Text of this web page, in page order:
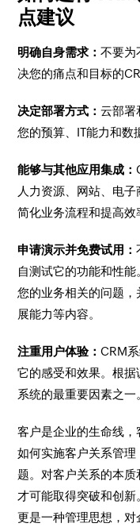
点建议
明确自身需求：不要为
决您的痛点和目标的
决定部署方式：云部署
您的预算、IT能力和数
能够与其他应用集成：
人力资源、网站、电
简化业务流程和提高效
申请演示并免费试用：
自测试它的功能和性
您的业务相关的问题
展能力等内容。
注重用户体验：CRM
它的感受和效果。根
系统的最重要因素之一
客户是企业的生命线，
如何实施客户关系管
题。对客户关系的本质
才可能取得突破和创新
更是一种管理思想，